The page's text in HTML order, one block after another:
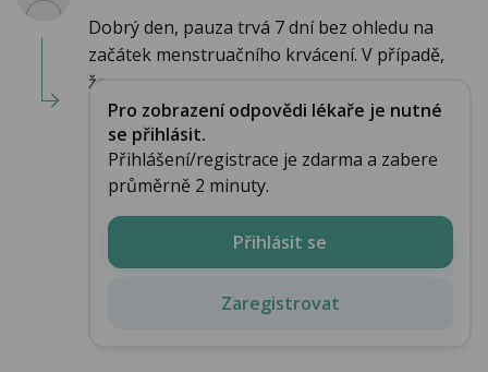
Dobrý den, pauza trvá 7 dní bez ohledu na
začátek menstruačního krvácení. V případě,
že...
Pro zobrazení odpovědi lékaře je nutné
se přihlásit.
Přihlášení/registrace je zdarma a zabere
průměrně 2 minuty.
Přihlásit se
Zaregistrovat